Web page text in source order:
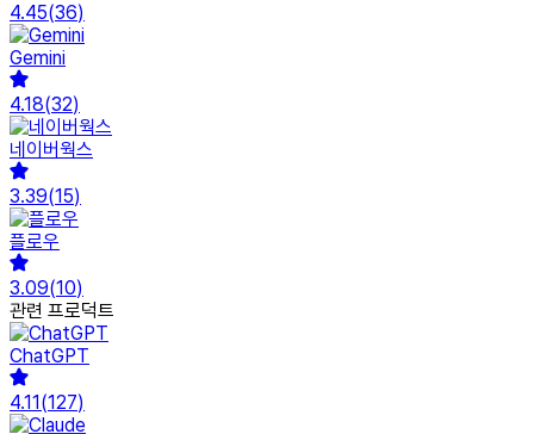
4.45(36)
Gemini
4.18(32)
네이버웍스
3.39(15)
플로우
3.09(10)
관련 프로덕트
ChatGPT
4.11(127)